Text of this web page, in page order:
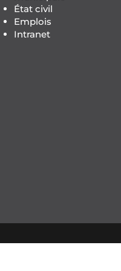
État civil
Emplois
Intranet